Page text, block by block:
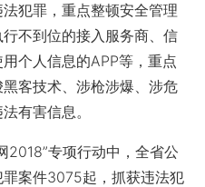
犯罪，重点整顿安全管理
不到位的接入服务商、信
个人信息的APP等，重点
客技术、涉枪涉爆、涉危
有害信息。
专项行动中，全省公
案件3075起，抓获违法犯